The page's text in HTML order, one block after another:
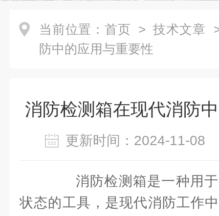
当前位置： 首页 > 技术文章
防中的应用与重要性
消防检测箱在现代消防
更新时间：2024-11-
消防检测箱是一种用于
状态的工具，是现代消防工作